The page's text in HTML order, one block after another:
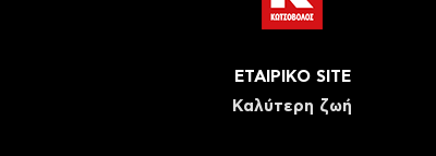
ΕΤΑΙΡΙΚΟ SITE
Καλύτερη ζωή